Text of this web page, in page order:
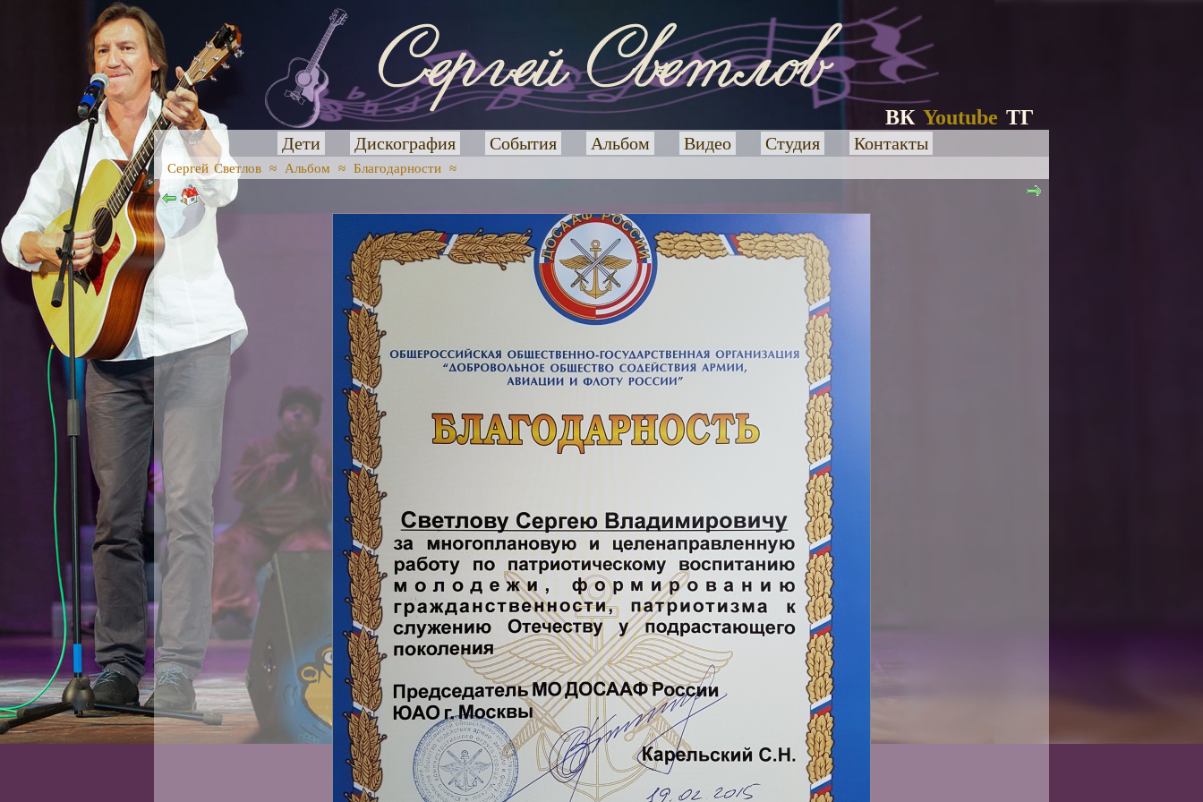
ВК Youtube ТГ
Дети Дискография События Альбом Видео Студия Контакты
Сергей Светлов ≈ Альбом ≈ Благодарности ≈